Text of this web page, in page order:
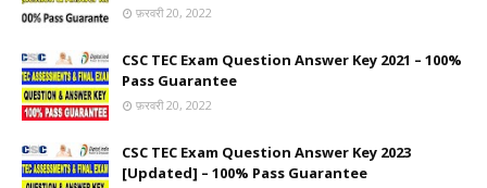
फ़रवरी 20, 2022
CSC TEC Exam Question Answer Key 2021 – 100%
Pass Guarantee
फ़रवरी 20, 2022
CSC TEC Exam Question Answer Key 2023
[Updated] – 100% Pass Guarantee